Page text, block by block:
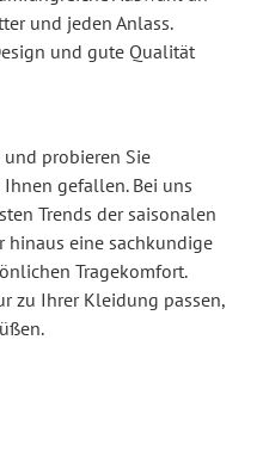
und jeden Anlass.
und gute Qualität
und probieren Sie
gefallen. Bei uns
Trends der saisonalen
hinaus eine sachkundige
Tragekomfort.
zu Ihrer Kleidung passen,